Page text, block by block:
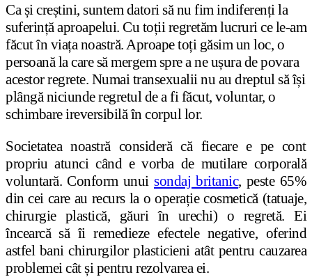
Ca și creștini, suntem datori să nu fim indiferenți la
suferință aproapelui. Cu toții regretăm lucruri ce le-am
făcut în viața noastră. Aproape toți găsim un loc, o
persoană la care să mergem spre a ne ușura de povara
acestor regrete. Numai transexualii nu au dreptul să își
plângă niciunde regretul de a fi făcut, voluntar, o
schimbare ireversibilă în corpul lor.
Societatea noastră consideră că fiecare e pe cont
propriu atunci când e vorba de mutilare corporală
voluntară. Conform unui sondaj britanic, peste 65%
din cei care au recurs la o operație cosmetică (tatuaje,
chirurgie plastică, găuri în urechi) o regretă. Ei
încearcă să îi remedieze efectele negative, oferind
astfel bani chirurgilor plasticieni atât pentru cauzarea
problemei cât și pentru rezolvarea ei.